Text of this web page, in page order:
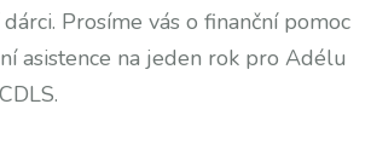
Prosíme vás o finanční pomoc
asistence na jeden rok pro Adélu